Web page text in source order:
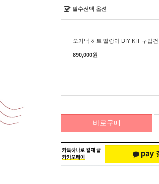
필수선택 옵션
오가닉 하트 딸랑이 DIY KIT 구입건
890,000원
바로구매